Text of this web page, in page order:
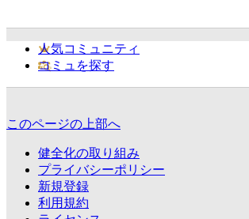
人気コミュニティ
コミュを探す
このページの上部へ
健全化の取り組み
プライバシーポリシー
新規登録
利用規約